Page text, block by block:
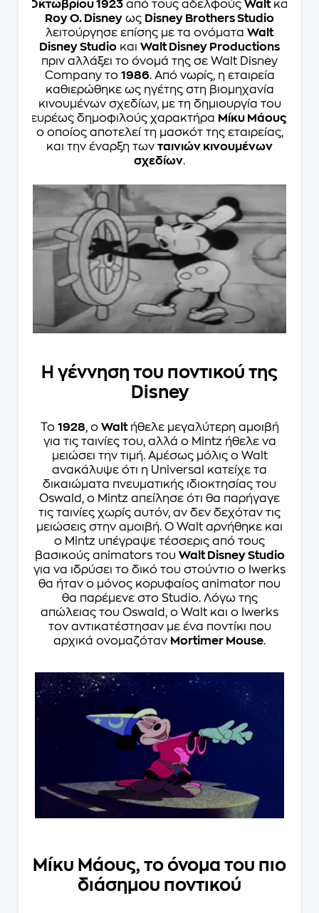
Οκτωβρίου 1923από τους αδελφούς Waltκαι
Roy O. Disney ως Disney Brothers Studio
λειτούργησε επίσης με τα ονόματα Walt
Disney Studio και Walt Disney Productions
πριν αλλάξει το όνομά της σε Walt Disney
Company το 1986. Από νωρίς, η εταιρεία
καθιερώθηκε ως ηγέτης στη βιομηχανία
κινουμένων σχεδίων, με τη δημιουργία του
ευρέως δημοφιλούς χαρακτήρα Μίκυ Μάους
ο οποίος αποτελεί τη μασκότ της εταιρείας,
και την έναρξη των ταινιών κινουμένων
σχεδίων.
Η γέννηση του ποντικού της
Disney
Το 1928, ο Waltήθελε μεγαλύτερη αμοιβή
για τις ταινίες του, αλλά ο Mintz ήθελε να
μειώσει την τιμή. Αμέσως μόλις ο Walt
ανακάλυψε ότι η Universal κατείχε τα
δικαιώματα πνευματικής ιδιοκτησίας του
Oswald, ο Mintz απείλησε ότι θα παρήγαγε
τις ταινίες χωρίς αυτόν, αν δεν δεχόταν τις
μειώσεις στην αμοιβή. Ο Walt αρνήθηκε και
ο Mintz υπέγραψε τέσσερις από τους
βασικούς animators του Walt Disney Studio
για να ιδρύσει το δικό του στούντιο ο Iwerks
θα ήταν ο μόνος κορυφαίος animator που
θα παρέμενε στο Studio. Λόγω της
απώλειας του Oswald, ο Walt και ο Iwerks
τον αντικατέστησαν με ένα ποντίκι που
αρχικά ονομαζόταν Mortimer Mouse.
Μίκυ Μάους, το όνομα του πιο
διάσημου ποντικού